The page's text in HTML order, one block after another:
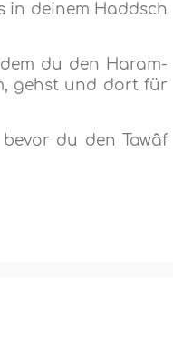
in deinem Haddsch
du den Haram-
gehst und dort für
du den Tawâf